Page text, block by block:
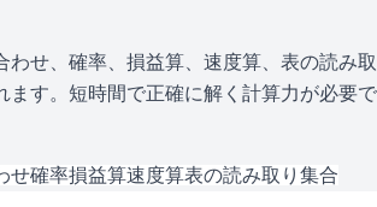
わせ、確率、損益算、速度算、表の読み取
ます。短時間で正確に解く計算力が必要で
せ確率損益算速度算表の読み取り 集合